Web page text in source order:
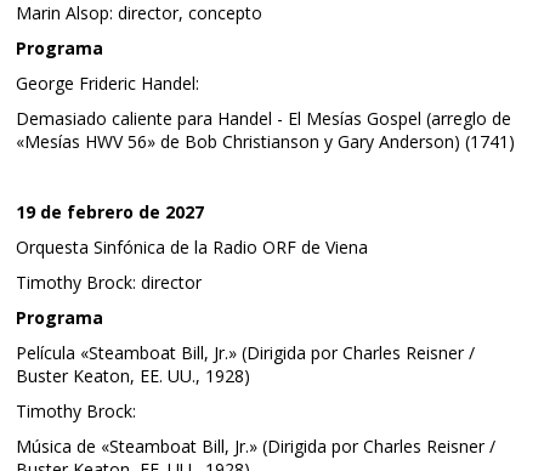
Marin Alsop: director, concepto
Programa
George Frideric Handel:
Demasiado caliente para Handel - El Mesías Gospel (arreglo de
«Mesías HWV 56» de Bob Christianson y Gary Anderson) (1741)
19 de febrero de 2027
Orquesta Sinfónica de la Radio ORF de Viena
Timothy Brock: director
Programa
Película «Steamboat Bill, Jr.» (Dirigida por Charles Reisner /
Buster Keaton, EE. UU., 1928)
Timothy Brock:
Música de «Steamboat Bill, Jr.» (Dirigida por Charles Reisner /